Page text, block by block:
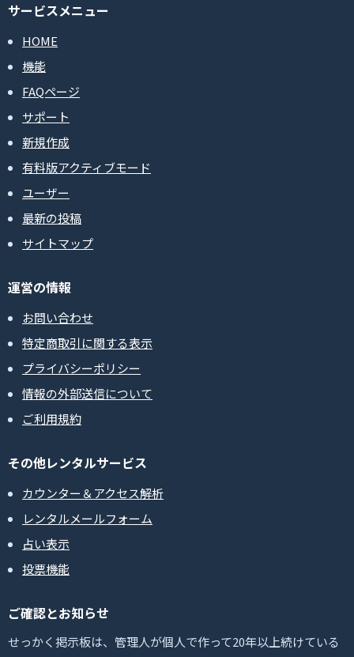
サービスメニュー
HOME
機能
FAQページ
サポート
新規作成
有料版アクティブモード
ユーザー
最新の投稿
サイトマップ
運営の情報
お問い合わせ
特定商取引に関する表示
プライバシーポリシー
情報の外部送信について
ご利用規約
その他レンタルサービス
カウンター＆アクセス解析
レンタルメールフォーム
占い表示
投票機能
ご確認とお知らせ
せっかく掲示板は、管理人が個人で作って20年以上続けている